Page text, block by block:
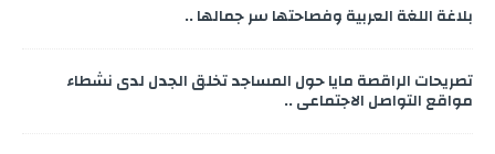
بلاغة اللغة العربية وفصاحتها سر جمالها ..
تصريحات الراقصة مايا حول المساجد تخلق الجدل لدى نشطاء
مواقع التواصل الاجتماعي ..